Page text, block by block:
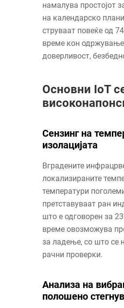
намалува простојот
на календарско
струваат повеќе од
време кон одржување
доверливост,
Основни IoT
Сензинг на
изолацијата
Вградените
локализираните
температури
претставуваат ран
што е одговорен за
време овозможува
за ладење, со што се
рачни проверки.
Анализа на
полошено